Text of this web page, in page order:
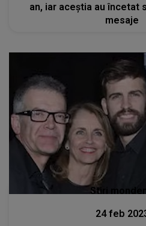
an, iar aceștia au încetat
mesaje
Stiri
24 feb